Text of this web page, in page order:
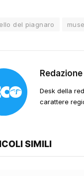
del piagnaro
Redazione
Desk della
carattere
SIMILI